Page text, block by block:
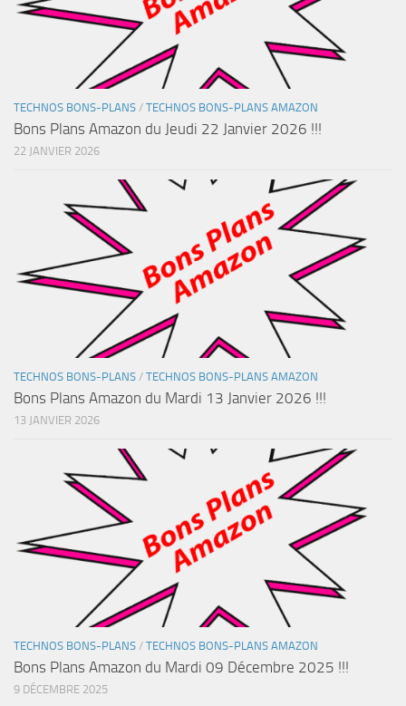
TECHNOS BONS-PLANS / TECHNOS BONS-PLANS AMAZON
Bons Plans Amazon du Jeudi 22 Janvier 2026 !!!
22 JANVIER 2026
TECHNOS BONS-PLANS / TECHNOS BONS-PLANS AMAZON
Bons Plans Amazon du Mardi 13 Janvier 2026 !!!
13 JANVIER 2026
TECHNOS BONS-PLANS / TECHNOS BONS-PLANS AMAZON
Bons Plans Amazon du Mardi 09 Décembre 2025 !!!
9 DÉCEMBRE 2025